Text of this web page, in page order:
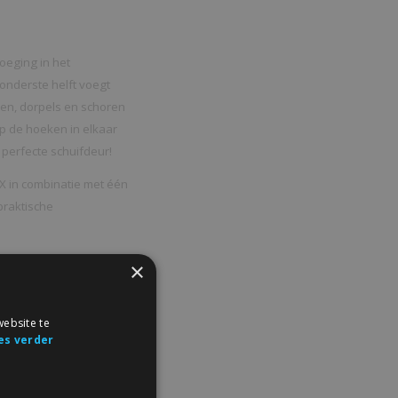
in het
helft voegt
dorpels en schoren
de hoeken in elkaar
schuifdeur!
in combinatie met één
×
te
verder